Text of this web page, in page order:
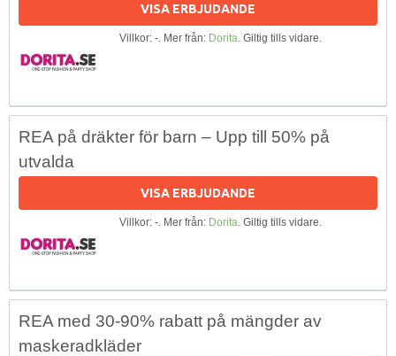
VISA ERBJUDANDE
Villkor: -. Mer från: Dorita. Giltig tills vidare.
REA på dräkter för barn – Upp till 50% på
utvalda
VISA ERBJUDANDE
Villkor: -. Mer från: Dorita. Giltig tills vidare.
REA med 30-90% rabatt på mängder av
maskeradkläder